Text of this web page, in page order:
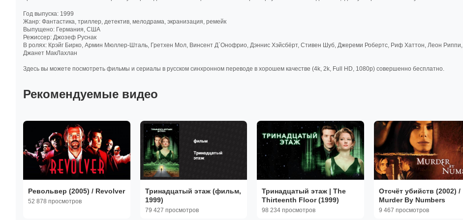
Год выпуска: 1999
Жанр: Фантастика, триллер, детектив, мелодрама, экранизация, ремейк
Выпущено: Германия, США
Режиссер: Джозеф Руснак
В ролях: Крэйг Бирко, Армин Мюллер-Шталь, Гретхен Мол, Винсент Д`Онофрио, Дэннис Хэйсбёрт, Стивен Шуб, Джереми Робертс, Риф Хаттон, Леон Риппи,
Джанет МакЛахлан
Здесь вы можете посмотреть фильмы и сериалы в русском синхронном переводе в хорошем качестве (4k, 2k, Full HD, 1080p) совершенно бесплатно.
Рекомендуемые видео
Револьвер (2005) / Revolver
52 878 просмотров
Тринадцатый этаж (фильм,
1999)
79 427 просмотров
Тринадцатый этаж | The
Thirteenth Floor (1999)
98 234 просмотров
Отсчёт убийств (2002) /
Murder By Numbers
9 467 просмотров